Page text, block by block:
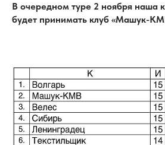
В очередном туре 2 ноября наша
будет принимать клуб «Машук-